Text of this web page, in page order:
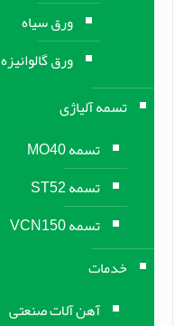
ورق سیاه
ورق گالوانیزه
تسمه آلیاژی
تسمه MO40
تسمه ST52
تسمه VCN150
خدمات
آهن آلات صنعتی